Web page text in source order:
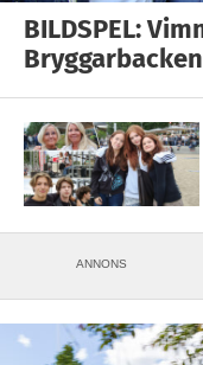
BILDSPEL:
ANNONS